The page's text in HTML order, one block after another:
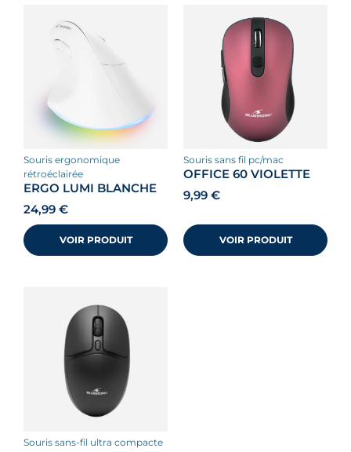
souris ergonomique
rétroéclairée
ERGO LUMI BLANCHE
24,99 €
VOIR PRODUIT
souris sans fil pc/mac
OFFICE 60 VIOLETTE
9,99 €
VOIR PRODUIT
souris sans-fil ultra compacte